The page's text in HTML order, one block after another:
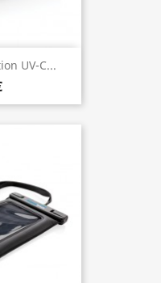
UV-C...